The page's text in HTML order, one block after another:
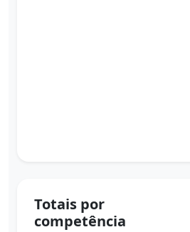
Totais por
competência